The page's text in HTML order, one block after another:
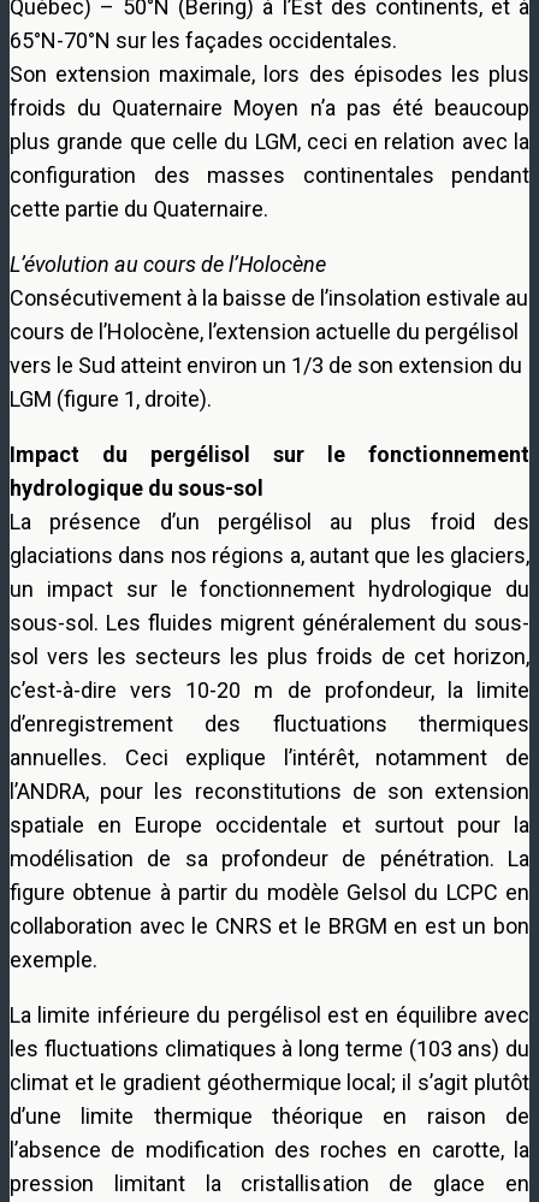
Québec) – 50°N (Bering) à l’Est des continents, et à
65°N-70°N sur les façades occidentales.
Son extension maximale, lors des épisodes les plus
froids du Quaternaire Moyen n’a pas été beaucoup
plus grande que celle du LGM, ceci en relation avec la
configuration des masses continentales pendant
cette partie du Quaternaire.
L’évolution au cours de l’Holocène
Consécutivement à la baisse de l’insolation estivale au
cours de l’Holocène, l’extension actuelle du pergélisol
vers le Sud atteint environ un 1/3 de son extension du
LGM (figure 1, droite).
Impact du pergélisol sur le fonctionnement
hydrologique du sous-sol
La présence d’un pergélisol au plus froid des
glaciations dans nos régions a, autant que les glaciers,
un impact sur le fonctionnement hydrologique du
sous-sol. Les fluides migrent généralement du sous-
sol vers les secteurs les plus froids de cet horizon,
c’est-à-dire vers 10-20 m de profondeur, la limite
d’enregistrement des fluctuations thermiques
annuelles. Ceci explique l’intérêt, notamment de
l’ANDRA, pour les reconstitutions de son extension
spatiale en Europe occidentale et surtout pour la
modélisation de sa profondeur de pénétration. La
figure obtenue à partir du modèle Gelsol du LCPC en
collaboration avec le CNRS et le BRGM en est un bon
exemple.
La limite inférieure du pergélisol est en équilibre avec
les fluctuations climatiques à long terme (103 ans) du
climat et le gradient géothermique local; il s’agit plutôt
d’une limite thermique théorique en raison de
l’absence de modification des roches en carotte, la
pression limitant la cristallisation de glace en